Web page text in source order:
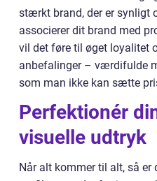
stærkt brand, der er synligt
associerer dit brand med
vil det føre til øget loyalitet
anbefalinger – værdifulde
som man ikke kan sætte
Perfektionér
visuelle udtryk
Når alt kommer til alt, så